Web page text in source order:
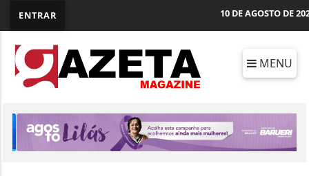
ENTRAR 10 DE AGOSTO DE
MENU